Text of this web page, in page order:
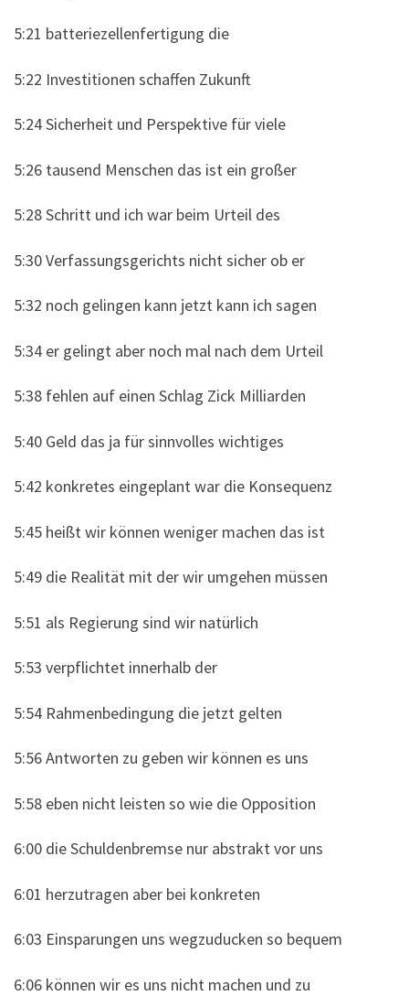
5:21 batteriezellenfertigung die
5:22 Investitionen schaffen Zukunft
5:24 Sicherheit und Perspektive für viele
5:26 tausend Menschen das ist ein großer
5:28 Schritt und ich war beim Urteil des
5:30 Verfassungsgerichts nicht sicher ob er
5:32 noch gelingen kann jetzt kann ich sagen
5:34 er gelingt aber noch mal nach dem Urteil
5:38 fehlen auf einen Schlag Zick Milliarden
5:40 Geld das ja für sinnvolles wichtiges
5:42 konkretes eingeplant war die Konsequenz
5:45 heißt wir können weniger machen das ist
5:49 die Realität mit der wir umgehen müssen
5:51 als Regierung sind wir natürlich
5:53 verpflichtet innerhalb der
5:54 Rahmenbedingung die jetzt gelten
5:56 Antworten zu geben wir können es uns
5:58 eben nicht leisten so wie die Opposition
6:00 die Schuldenbremse nur abstrakt vor uns
6:01 herzutragen aber bei konkreten
6:03 Einsparungen uns wegzuducken so bequem
6:06 können wir es uns nicht machen und zu